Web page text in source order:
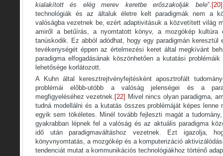
kialakított és elég merev keretbe erőszakolják bele”. [20]
technológiák és az általuk életre kelt paradigmák nem a
valóságba vezetnek be, ezért adaptivitásuk a közvetített világ
amiről a betűírás, a nyomtatott könyv, a mozgókép kultúra
tanúskodik. Ez abból adódhat, hogy egy paradigmán keresztül
tevékenységét éppen az értelmezési keret által megkívánt
paradigma elfogadásának köszönhetően a kutatási
lehetősége korlátozott.
A Kuhn által keresztrejtvényfejtésként aposztrofált
problémái előbb-utóbb a valóság jelenségei és a
megfigyeléséhez vezetnek. [22] Mivel nincs olyan paradigma,
tudná modellálni és a kutatás összes problémáját képes lenne
egyik sem tökéletes. Minél tovább fejleszti magát a
gyakrabban lépnek fel a valóság és az aktuális paradigma
idő után paradigmaváltáshoz vezetnek. Ezt igazolja,
könyvnyomtatás, a mozgókép és a komputerizáció
tendenciát mutat a kommunikációs technológiákhoz történő